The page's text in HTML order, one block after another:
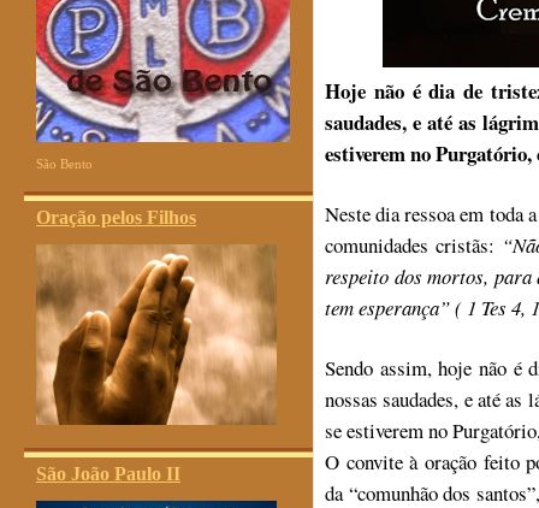
São Bento
Oração pelos Filhos
São João Paulo II
Hoje não é dia de
saudades, e até as
estiverem no Purgatório,
Neste dia ressoa em toda
comunidades cristãs:
respeito dos mortos, para
tem esperança” ( 1 Tes 4,
Sendo assim, hoje não é
nossas saudades, e até
se estiverem no
O convite à oração feito
da “comunhão dos